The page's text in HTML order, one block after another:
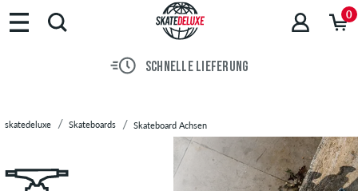
0
SCHNELLE LIEFERUNG
skatedeluxe Skateboards Skateboard Achsen